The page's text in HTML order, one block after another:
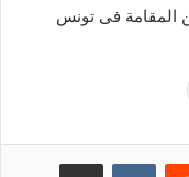
المقامة فى تونس